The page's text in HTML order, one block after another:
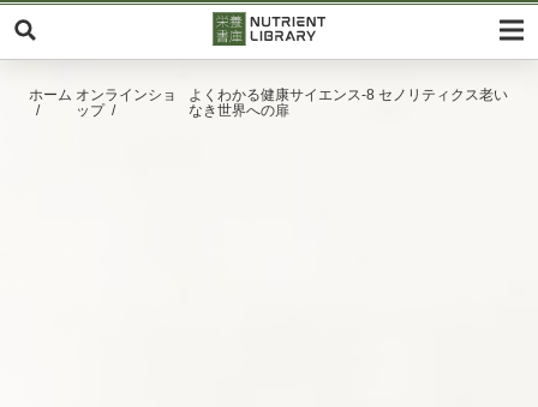
ホーム オンラインショ
ップ
よくわかる健康サイエンス-8 セノリティクス老い
なき世界への扉